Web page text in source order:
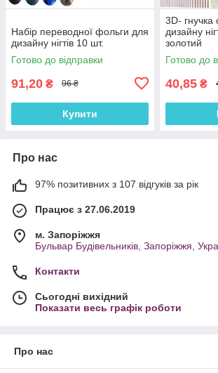
Набір переводної фольги для
дизайну нігтів 10 шт.
Готово до відправки
91,20 ₴ 96 ₴
Купити
3D- гнучка
дизайну
золотий
Готово до
40,85 ₴
Про нас
97% позитивних з 107 відгуків за рік
Працює з 27.06.2019
м. Запоріжжя
Бульвар Будівельників, Запоріжжя,
Контакти
Сьогодні вихідний
Показати весь графік роботи
Про нас